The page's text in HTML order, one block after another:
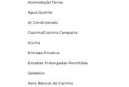
Acomodação Térrea
Água Quente
Ar Condicionado
Cozinha/Cozinha Compacta
Ducha
Entrada Privativa
Estadias Prolongadas Permitidas
Geladeira
Itens Básicos de Cozinha